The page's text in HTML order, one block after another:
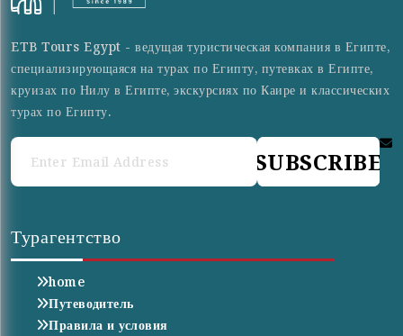
ETB Tours Egypt - ведущая туристическая компания в Египте,
специализирующаяся на турах по Египту, путевках в Египте,
круизах по Нилу в Египте, экскурсиях по Каире и классических
турах по Египту.
SUBSCRIBE
Турагентство
home
Путеводитель
Правила и условия